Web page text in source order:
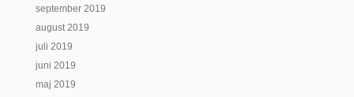
september 2019
august 2019
juli 2019
juni 2019
maj 2019